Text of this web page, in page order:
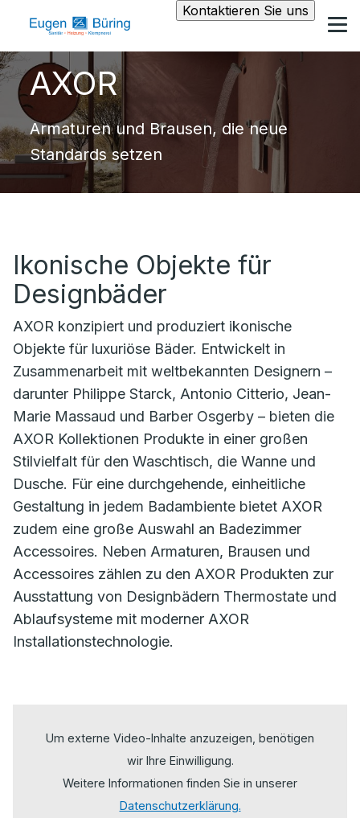
Kontaktieren Sie uns
AXOR
Armaturen und Brausen, die neue
Standards setzen
Ikonische Objekte für
Designbäder
AXOR konzipiert und produziert ikonische
Objekte für luxuriöse Bäder. Entwickelt in
Zusammenarbeit mit weltbekannten Designern –
darunter Philippe Starck, Antonio Citterio, Jean-
Marie Massaud und Barber Osgerby – bieten die
AXOR Kollektionen Produkte in einer großen
Stilvielfalt für den Waschtisch, die Wanne und
Dusche. Für eine durchgehende, einheitliche
Gestaltung in jedem Badambiente bietet AXOR
zudem eine große Auswahl an Badezimmer
Accessoires. Neben Armaturen, Brausen und
Accessoires zählen zu den AXOR Produkten zur
Ausstattung von Designbädern Thermostate und
Ablaufsysteme mit moderner AXOR
Installationstechnologie.
Um externe Video-Inhalte anzuzeigen, benötigen
wir Ihre Einwilligung.
Weitere Informationen finden Sie in unserer
Datenschutzerklärung.